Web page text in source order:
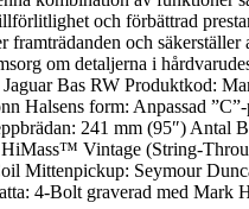
och förbättrad
framträdanden och
om detaljerna i
Bas RW Produktkod:
Halsens form: Anpassad
241 mm (95″)
Vintage (String-
Mittenpickup: Seymour
4-Bolt graverad med Mark